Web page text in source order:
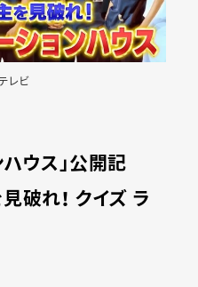
レビ
ウス」公開記
れ！ クイズ ラ